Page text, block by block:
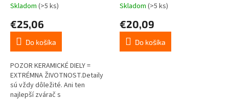
Skladom (>5 ks)
€25,06
Do košíka
POZOR KERAMICKÉ DIELY =
EXTRÉMNA ŽIVOTNOST.Detaily
sú vždy dôležité. Ani ten
najlepší zvárač s
Skladom (>5 ks)
€20,09
Do košíka